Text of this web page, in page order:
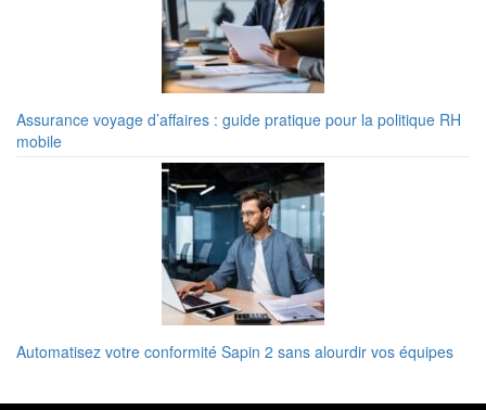
Assurance voyage d’affaires : guide pratique pour la politique RH
mobile
Automatisez votre conformité Sapin 2 sans alourdir vos équipes